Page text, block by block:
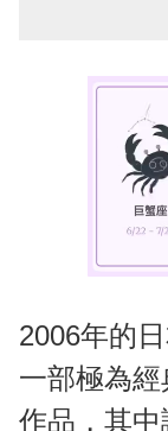
2006年的
一部極為
作品，其